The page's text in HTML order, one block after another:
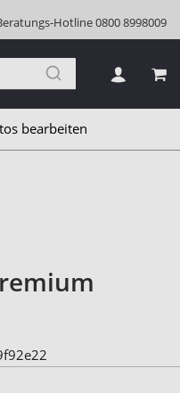
Hotline0800 8998009
bearbeiten